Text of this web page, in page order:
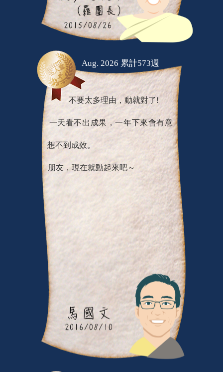
Aug. 2026 累計573週
不要太多理由，動就對了!
一天看不出成果，一年下來會有意